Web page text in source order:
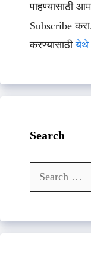
पाहण्यासाठी
Subscribe
करण्यासाठीयेथे
Search
Search
for: